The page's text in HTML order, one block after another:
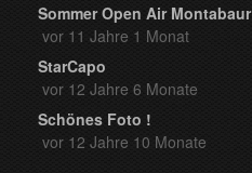
Sommer Open Air Montabaur
vor 11 Jahre 1 Monat
StarCapo
vor 12 Jahre 6 Monate
Schönes Foto !
vor 12 Jahre 10 Monate